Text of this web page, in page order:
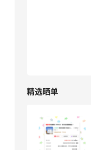
精选晒单